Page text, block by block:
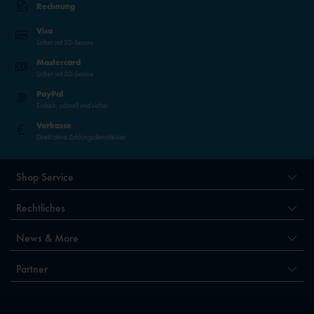
Rechnung
Visa
Sicher mit 3D-Secure
Mastercard
Sicher mit 3D-Secure
PayPal
Einfach, schnell und sicher
Vorkasse
Direkt ohne Zahlungsdienstleister
Shop Service
Rechtliches
News & More
Partner